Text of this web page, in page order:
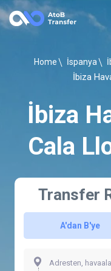
Home İspanya
İbiza
Cala
Transfer
A'dan B'ye